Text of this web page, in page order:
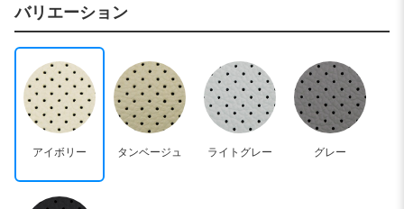
バリエーション
アイボリー タンベージュ ライトグレー グレー